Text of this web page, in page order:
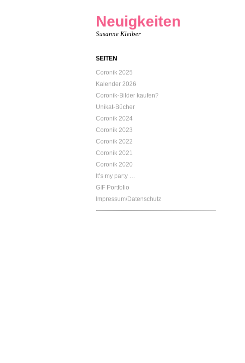
Neuigkeiten
Susanne Kleiber
SEITEN
Coronik 2025
Kalender 2026
Coronik-Bilder kaufen?
Unikat-Bücher
Coronik 2024
Coronik 2023
Coronik 2022
Coronik 2021
Coronik 2020
It’s my party …
GIF Portfolio
Impressum/Datenschutz